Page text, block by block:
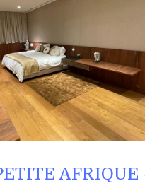
AFRIQUE